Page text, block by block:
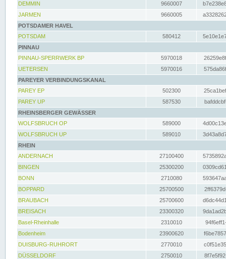
DEMMIN
9660007
JARMEN
9660005
POTSDAMER HAVEL
POTSDAM
580412
PINNAU
PINNAU-SPERRWERK BP
5970018
UETERSEN
5970016
PAREYER VERBINDUNGSKANAL
PAREY EP
502300
PAREY UP
587530
RHEINSBERGER GEWÄSSER
WOLFSBRUCH OP
589000
WOLFSBRUCH UP
589010
RHEIN
ANDERNACH
27100400
BINGEN
25300200
BONN
2710080
BOPPARD
25700500
BRAUBACH
25700600
BREISACH
23300320
Basel-Rheinhalle
2310010
Bodenheim
23900620
DUISBURG-RUHRORT
2770010
DÜSSELDORF
2750010